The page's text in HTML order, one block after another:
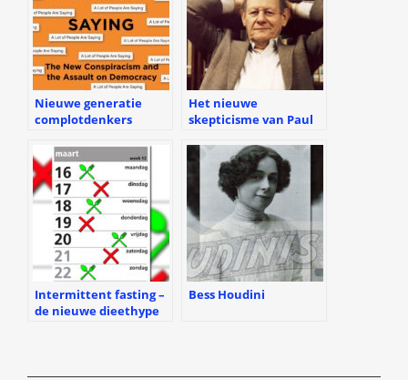
Nieuwe generatie
complotdenkers
Het nieuwe
skepticisme van Paul
Intermittent fasting –
de nieuwe dieethype
Bess Houdini